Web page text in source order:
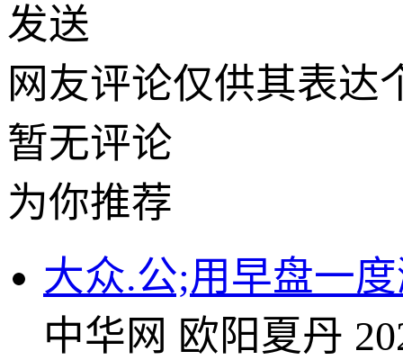
发送
网友评论仅供其表达
暂无评论
为你推荐
大众.公;用早盘一
中华网 欧阳夏丹